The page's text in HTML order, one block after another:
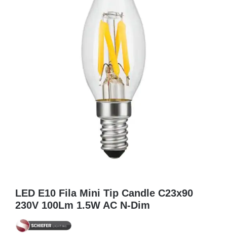
LED E10 Fila Mini Tip Candle C23x90
230V 100Lm 1.5W AC N-Dim